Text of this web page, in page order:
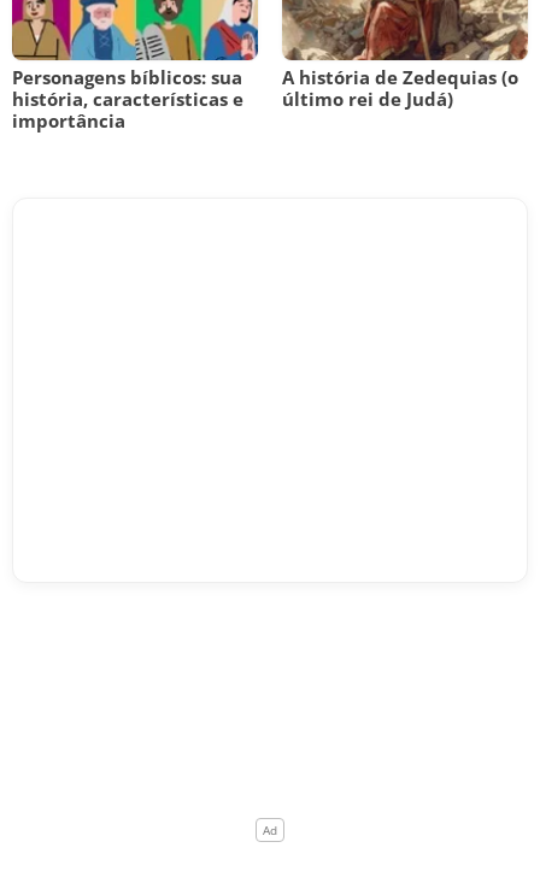
Personagens bíblicos: sua
história, características e
importância
A história de Zedequias (o
último rei de Judá)